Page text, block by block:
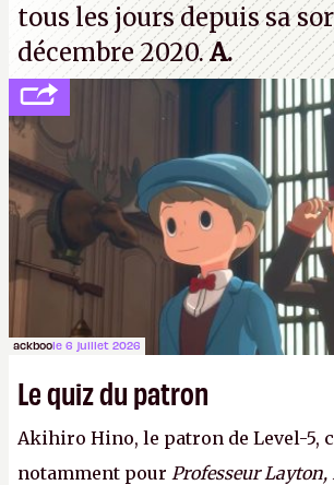
tous les jours depuis sa
décembre 2020.A.
ackboole 6 juillet 2026
Le quiz du patron
Akihiro Hino, le patron de Level-5,
notamment pour Professeur